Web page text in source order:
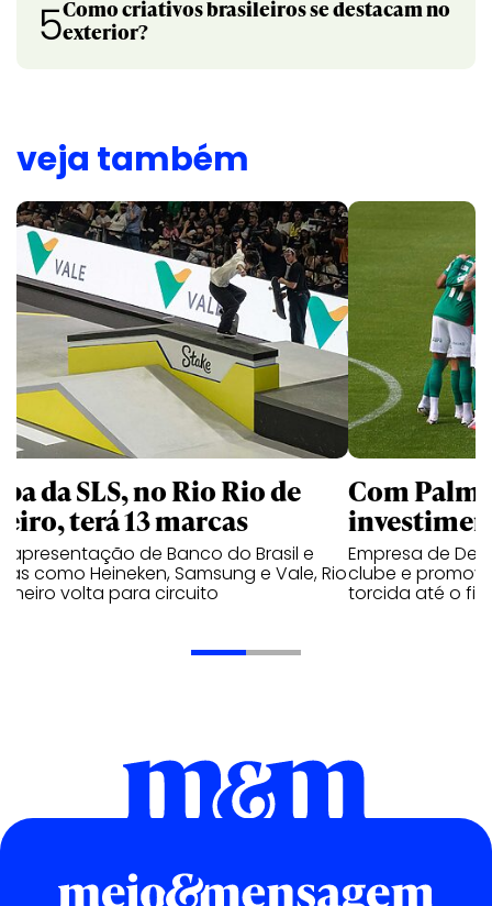
5Como criativos brasileiros se destacam no
exterior?
veja também
da SLS, no Rio Rio de
terá 13 marcas
apresentação de Banco do Brasil e
como Heineken, Samsung e Vale, Rio
volta para circuito
Com
Empresa de
clube e
torcida até o